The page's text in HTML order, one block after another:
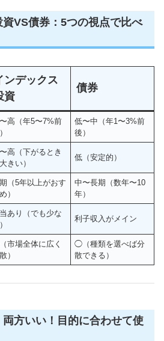
VS債券：5つの視点で比べ
ンデックス
資
債券
高（年5〜7%前
低〜中（年1〜3%前
後）
高（下がるとき
きい）
低（安定的）
（5年以上がおす
）
中〜長期（数年〜10
年）
あり（でも少な
利子収入がメイン
市場全体に広く
）
◯（種類を選べば分
散できる）
方いい！目的に合わせて使